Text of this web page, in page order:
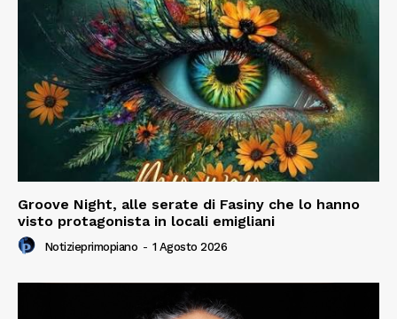
Groove Night, alle serate di Fasiny che lo hanno
visto protagonista in locali emigliani
Notizieprimopiano - 1 Agosto 2026